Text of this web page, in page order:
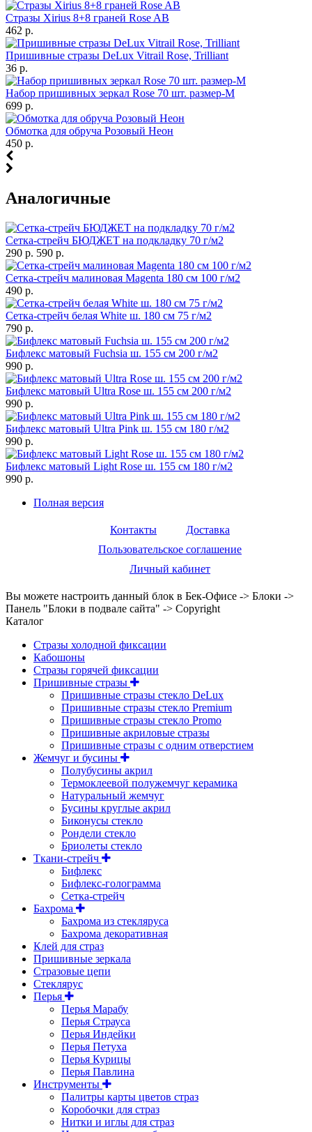
Стразы Xirius 8+8 граней Rose AB
462 р.
Пришивные стразы DeLux Vitrail Rose, Trilliant
36 р.
Набор пришивных зеркал Rose 70 шт. размер-M
699 р.
Обмотка для обруча Розовый Неон
450 р.
Аналогичные
Сетка-стрейч БЮДЖЕТ на подкладку 70 г/м2
290 р. 590 р.
Сетка-стрейч малиновая Magenta 180 см 100 г/м2
490 р.
Сетка-стрейч белая White ш. 180 см 75 г/м2
790 р.
Бифлекс матовый Fuchsia ш. 155 см 200 г/м2
990 р.
Бифлекс матовый Ultra Rose ш. 155 см 200 г/м2
990 р.
Бифлекс матовый Ultra Pink ш. 155 см 180 г/м2
990 р.
Бифлекс матовый Light Rose ш. 155 см 180 г/м2
990 р.
Полная версия
Контакты
Доставка
Пользовательское соглашение
Личный кабинет
Вы можете настроить данный блок в Бек-Офисе -> Блоки ->
Панель "Блоки в подвале сайта" -> Copyright
Каталог
Стразы холодной фиксации
Кабошоны
Стразы горячей фиксации
Пришивные стразы
Пришивные стразы стекло DeLux
Пришивные стразы стекло Premium
Пришивные стразы стекло Promo
Пришивные акриловые стразы
Пришивные стразы с одним отверстием
Жемчуг и бусины
Полубусины акрил
Термоклеевой полужемчуг керамика
Натуральный жемчуг
Бусины круглые акрил
Биконусы стекло
Рондели стекло
Бриолеты стекло
Ткани-стрейч
Бифлекс
Бифлекс-голограмма
Сетка-стрейч
Бахрома
Бахрома из стекляруса
Бахрома декоративная
Клей для страз
Пришивные зеркала
Cтразовые цепи
Стеклярус
Перья
Перья Марабу
Перья Страуса
Перья Индейки
Перья Петуха
Перья Курицы
Перья Павлина
Инструменты
Палитры карты цветов страз
Коробочки для страз
Нитки и иглы для страз